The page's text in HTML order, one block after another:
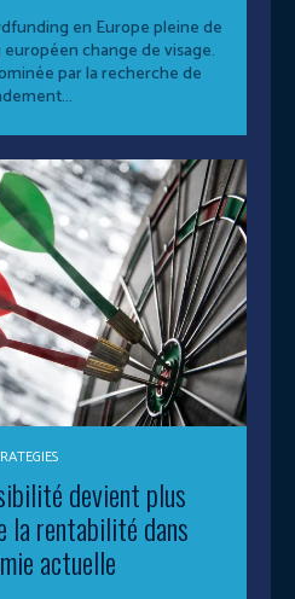
en Europe pleine de
change de visage.
par la recherche de
devient plus
la rentabilité dans
actuelle